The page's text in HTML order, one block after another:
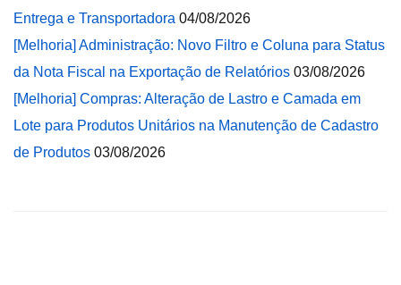
Entrega e Transportadora 04/08/2026
[Melhoria] Administração: Novo Filtro e Coluna para Status
da Nota Fiscal na Exportação de Relatórios 03/08/2026
[Melhoria] Compras: Alteração de Lastro e Camada em
Lote para Produtos Unitários na Manutenção de Cadastro
de Produtos 03/08/2026